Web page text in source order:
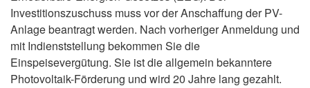
Investitionszuschuss muss vor der Anschaffung der PV-
Anlage beantragt werden. Nach vorheriger Anmeldung und
mit Indienststellung bekommen Sie die
Einspeisevergütung. Sie ist die allgemein bekanntere
Photovoltaik-Förderung und wird 20 Jahre lang gezahlt.